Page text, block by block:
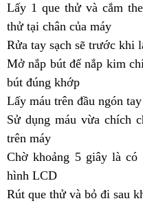
Lấy 1 que thử và cắm
thử tại chân của máy
Rửa tay sạch sẽ trước khi
Mở nắp bút để nắp kim
bút đúng khớp
Lấy máu trên đầu ngón
Sử dụng máu vừa chích
trên máy
Chờ khoảng 5 giây là có
hình LCD
Rút que thử và bỏ đi sau